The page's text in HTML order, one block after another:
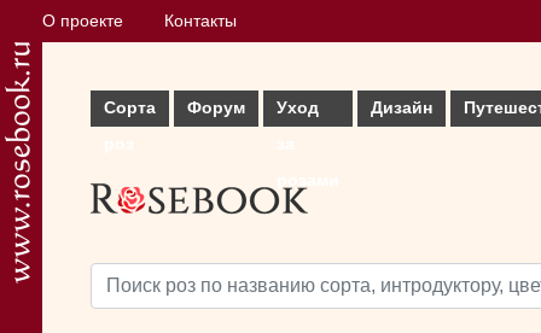
О проекте Контакты
Сорта
Форум
Уход
Дизайн